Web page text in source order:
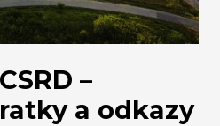
–
a odkazy